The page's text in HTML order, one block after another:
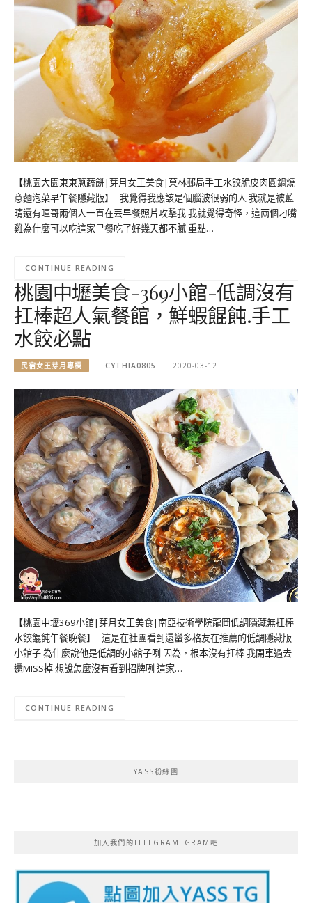
【桃園大園東東蔥蔬餅|芽月女王美食|菓林郵局手工水餃脆皮肉圓鍋燒
意麵泡菜早午餐隱藏版】 我覺得我應該是個腦波很弱的人 我就是被藍
晴還有暉哥兩個人一直在丟早餐照片攻擊我 我就覺得奇怪，這兩個刁嘴
雞為什麼可以吃這家早餐吃了好幾天都不膩 重點…
CONTINUE READING
桃園中壢美食-369小館-低調沒有
扛棒超人氣餐館，鮮蝦餛飩.手工
水餃必點
民宿女王芽月專欄 CYTHIA0805 2020-03-12
【桃園中壢369小館|芽月女王美食|南亞技術學院龍岡低調隱藏無扛棒
水餃餛飩午餐晚餐】 這是在社團看到還蠻多格友在推薦的低調隱藏版
小館子 為什麼說他是低調的小館子咧 因為，根本沒有扛棒 我開車過去
還MISS掉 想說怎麼沒有看到招牌咧 這家…
CONTINUE READING
YASS粉絲團
加入我們的TELEGRAMEGRAM吧